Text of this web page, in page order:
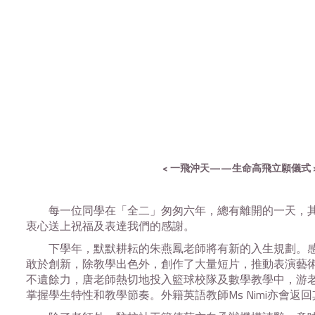
< 一飛沖天——生命高飛立願儀式
每一位同學在「全二」匆匆六年，總有離開的一天，
衷心送上祝福及表達我們的感謝。
下學年，默默耕耘的朱燕鳳老師將有新的入生規劃。
敢於創新，除教學出色外，創作了大量短片，推動表演
不遺餘力，唐老師熱切地投入籃球校隊及數學教學中，
掌握學生特性和教學節奏。外籍英語教師Ms Nimi亦會返